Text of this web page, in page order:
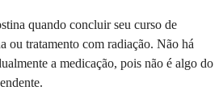
quando concluir seu curso de
ou tratamento com radiação. Não há
a medicação, pois não é algo do